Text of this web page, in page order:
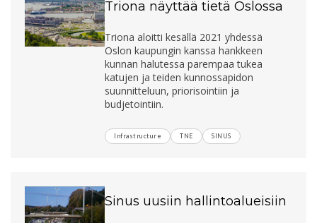
Triona näyttää tietä Oslossa
Triona aloitti kesällä 2021 yhdessä
Oslon kaupungin kanssa hankkeen
kunnan halutessa parempaa tukea
katujen ja teiden kunnossapidon
suunnitteluun, priorisointiin ja
budjetointiin.
Infrastructure TNE SINUS
Sinus uusiin hallintoalueisiin